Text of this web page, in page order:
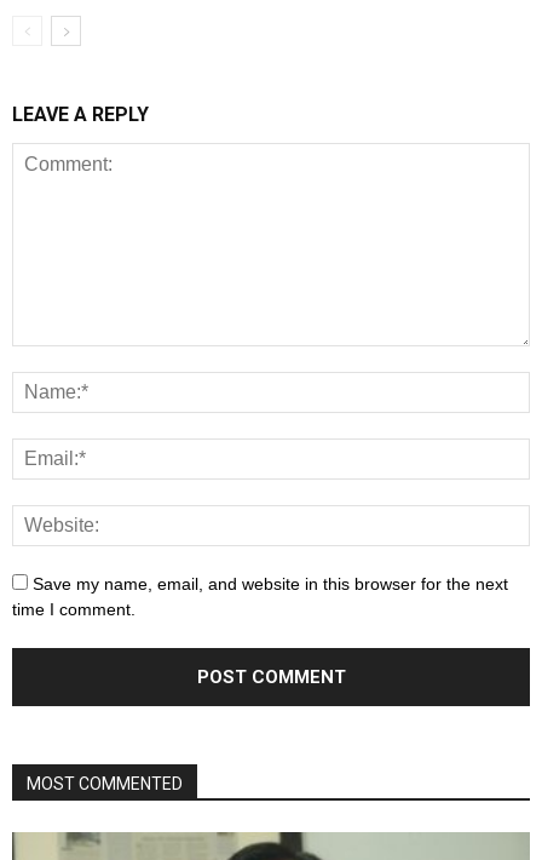
LEAVE A REPLY
Save my name, email, and website in this browser for the next
time I comment.
MOST COMMENTED